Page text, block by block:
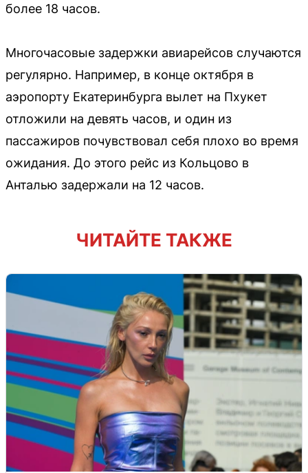
более 18 часов.
Многочасовые задержки авиарейсов случаются
регулярно. Например, в конце октября в
аэропорту Екатеринбурга вылет на Пхукет
отложили на девять часов, и один из
пассажиров почувствовал себя плохо во время
ожидания. До этого рейс из Кольцово в
Анталью задержали на 12 часов.
ЧИТАЙТЕ ТАКЖЕ